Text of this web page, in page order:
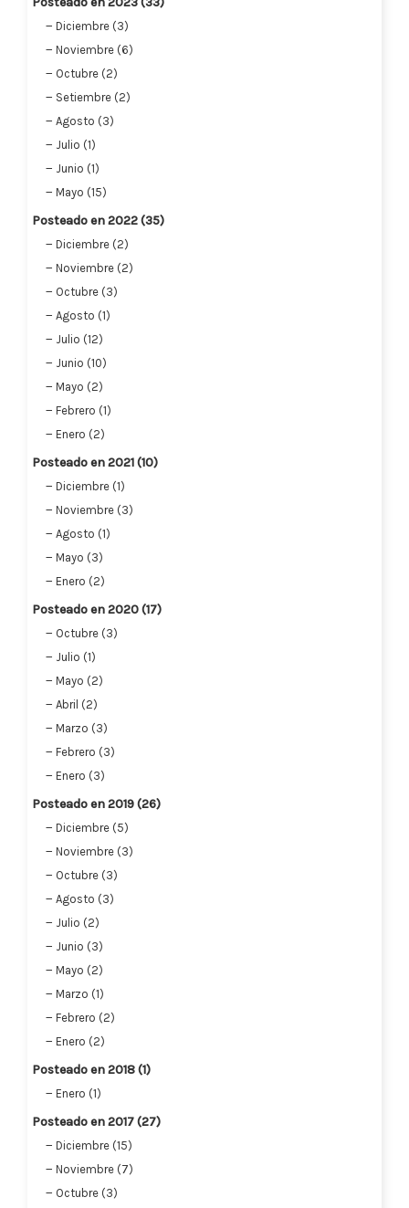
Diciembre (3)
Noviembre (6)
Octubre (2)
Setiembre (2)
Agosto (3)
Julio (1)
Junio (1)
Mayo (15)
Posteado en 2022 (35)
Diciembre (2)
Noviembre (2)
Octubre (3)
Agosto (1)
Julio (12)
Junio (10)
Mayo (2)
Febrero (1)
Enero (2)
Posteado en 2021 (10)
Diciembre (1)
Noviembre (3)
Agosto (1)
Mayo (3)
Enero (2)
Posteado en 2020 (17)
Octubre (3)
Julio (1)
Mayo (2)
Abril (2)
Marzo (3)
Febrero (3)
Enero (3)
Posteado en 2019 (26)
Diciembre (5)
Noviembre (3)
Octubre (3)
Agosto (3)
Julio (2)
Junio (3)
Mayo (2)
Marzo (1)
Febrero (2)
Enero (2)
Posteado en 2018 (1)
Enero (1)
Posteado en 2017 (27)
Diciembre (15)
Noviembre (7)
Octubre (3)